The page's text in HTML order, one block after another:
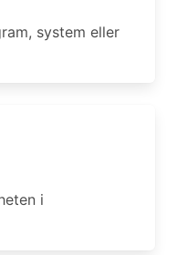
system eller
i